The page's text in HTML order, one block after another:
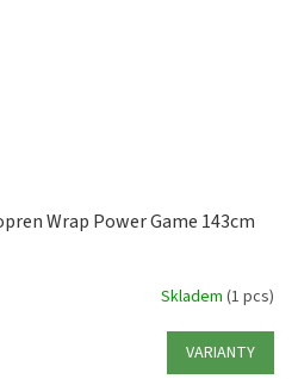
Wrap Power Game 143cm
Skladem (1 pcs)
VARIANTY